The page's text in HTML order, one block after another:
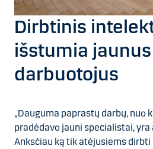
Dirbtinis
išstumia jaunus
darbuotojus
„Dauguma paprastų darbų, nuo
pradėdavo jauni specialistai,
Anksčiau ką tik atėjusiems